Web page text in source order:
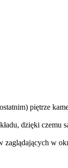
piętrze
dzięki
w